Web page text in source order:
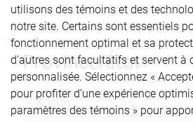
Province/État
utilisons des témoins et des
notre site. Certains sont essentiels
fonctionnement optimal et sa
d’autres sont facultatifs et servent à
personnalisée. Sélectionnez «
pour profiter d’une expérience
paramètres des témoins » pour